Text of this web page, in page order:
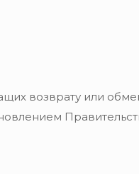
возврату или